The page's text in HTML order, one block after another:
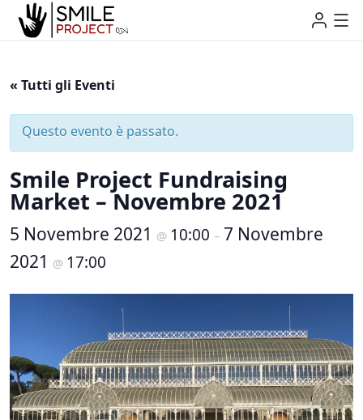
« Tutti gli Eventi
Questo evento è passato.
Smile Project Fundraising
Market – Novembre 2021
5 Novembre 2021 @ 10:00 – 7 Novembre
2021 @ 17:00